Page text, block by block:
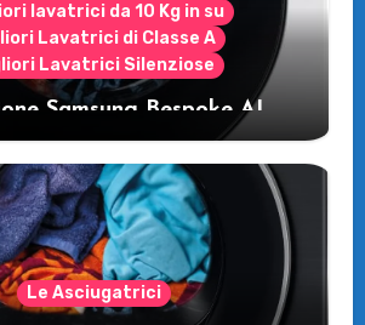
lavatrici da 10 Kg in su
Lavatrici di Classe A
Lavatrici Silenziose
Samsung Bespoke AI
U3: la lavatrice
che fa risparmiare
Le Asciugatrici